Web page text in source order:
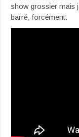
show grossier mais
barré, forcément.